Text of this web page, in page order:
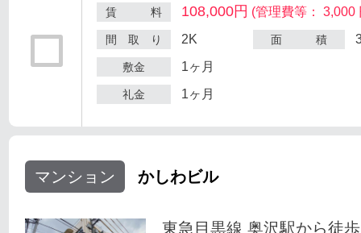
賃 料 108,000円 (管理費等： 3,000
間 取 り 2K 面 積
敷金 1ヶ月
礼金 1ヶ月
マンション かしわビル
東急目黒線 奥沢駅から徒